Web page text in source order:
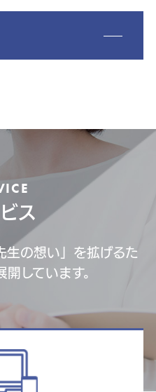
ス
の想い」を拡げるた
しています。